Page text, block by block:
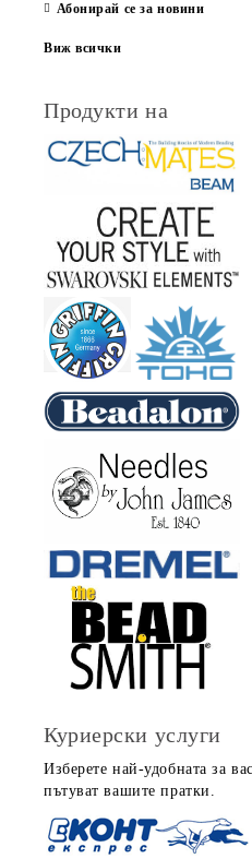
Абонирай се за новини
Виж всички
Продукти на
Куриерски услуги
Изберете най-удобната за
пътуват вашите пратки.